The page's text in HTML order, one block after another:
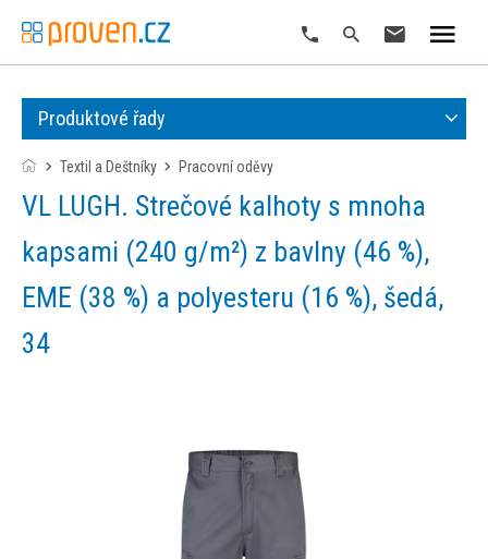
Produktové řady
Textil a Deštníky pracovní oděvy
VL LUGH. Strečové kalhoty s mnoha
kapsami (240 g/m²) z bavlny (46 %),
EME (38 %) a polyesteru (16 %), šedá,
34